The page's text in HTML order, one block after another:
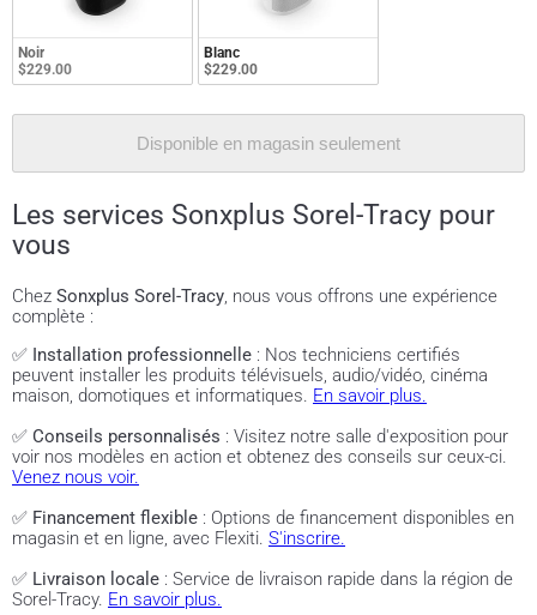
Noir
$229.00
Blanc
$229.00
Disponible en magasin seulement
Les services Sonxplus Sorel-Tracy pour
vous
Chez Sonxplus Sorel-Tracy, nous vous offrons une expérience
complète :
✅ Installation professionnelle : Nos techniciens certifiés
peuvent installer les produits télévisuels, audio/vidéo, cinéma
maison, domotiques et informatiques. En savoir plus.
✅ Conseils personnalisés : Visitez notre salle d'exposition pour
voir nos modèles en action et obtenez des conseils sur ceux-ci.
Venez nous voir.
✅ Financement flexible : Options de financement disponibles en
magasin et en ligne, avec Flexiti. S'inscrire.
✅ Livraison locale : Service de livraison rapide dans la région de
Sorel-Tracy. En savoir plus.